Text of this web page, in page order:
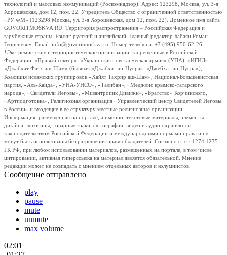
технологий и массовых коммуникаций (Роскомнадзор). Адрес: 123298, Москва, ул. 3-я
Хорошевская, дом 12, пом. 22. Учредитель Общество с ограниченной ответственностью
«РУ ФМ» (123298 Москва, ул. 3-я Хорошевская, дом 12, пом. 22). Доменное имя сайта
GOVORITMOSKVA.RU. Территория распространения – Российская Федерация и
зарубежные страны. Языки: русский и английский. Главный редактор Бабаян Роман
Георгиевич. Email: info@govoritmoskva.ru. Номер телефона: +7 (495) 950-62-26
*Экстремистские и террористические организации, запрещенные в Российской
Федерации: «Правый сектор», «Украинская повстанческая армия» (УПА), «ИГИЛ»,
«Джабхат Фатх аш-Шам» (бывшая «Джабхат ан-Нусра», «Джебхат ан-Нусра»),
Коалиция исламских группировок «Хайят Тахрир аш-Шам», Национал-Большевистская
партия, «Аль-Каида», «УНА-УНСО», «Талибан», «Меджлис крымско-татарского
народа», «Свидетели Иеговы», «Мизантропик Дивижн», «Братство» Корчинского,
«Артподготовка», Религиозная организация «Управленческий центр Свидетелей Иеговы
в России» и входящие в ее структуру местные религиозные организации.
Информация, размещенная на портале, а именно: текстовые материалы, элементы
дизайна, логотипы, товарные знаки, фотографии, видео и аудио охраняются
законодательством Российской Федерации и международными нормами права и не
могут быть использованы без разрешения правообладателей. Согласно ст.ст. 1274,1275
ГК РФ, при любом использовании материалов, размещенных на портале, в том числе
цитировании, активная гиперссылка на материал является обязательной. Мнение
редакции может не совпадать с мнением отдельных авторов и колумнистов.
Сообщение отправлено
play
pause
mute
unmute
max volume
02:01